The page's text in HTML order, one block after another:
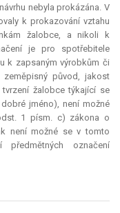
nebyla prokázána. V
k prokazování vztahu
žalobce, a nikoli k
je pro spotřebitele
k zapsaným výrobkům či
původ, jakost
žalobce týkající se
jméno), není možné
1 písm. c) zákona o
není možné se v tomto
předmětných označení